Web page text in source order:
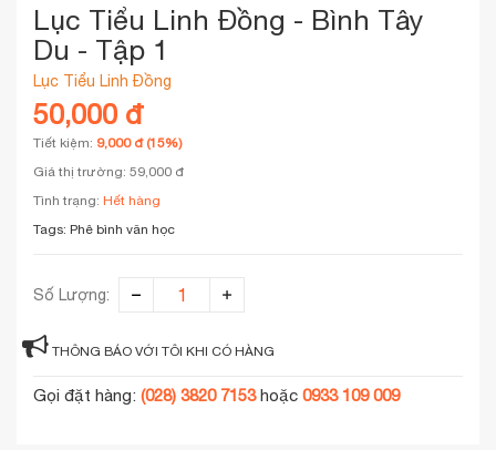
Lục Tiểu Linh Đồng - Bình Tây
Du - Tập 1
Lục Tiểu Linh Đồng
50,000 đ
Tiết kiệm: 9,000 đ (15%)
Giá thị trường: 59,000 đ
Tình trạng: Hết hàng
Tags: Phê bình văn học
Số Lượng:
THÔNG BÁO VỚI TÔI KHI CÓ HÀNG
Gọi đặt hàng: (028) 3820 7153hoặc 0933 109 009